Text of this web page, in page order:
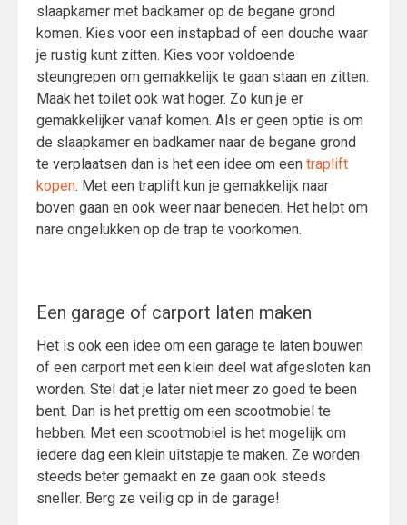
slaapkamer met badkamer op de begane grond
komen. Kies voor een instapbad of een douche waar
je rustig kunt zitten. Kies voor voldoende
steungrepen om gemakkelijk te gaan staan en zitten.
Maak het toilet ook wat hoger. Zo kun je er
gemakkelijker vanaf komen. Als er geen optie is om
de slaapkamer en badkamer naar de begane grond
te verplaatsen dan is het een idee om een traplift
kopen. Met een traplift kun je gemakkelijk naar
boven gaan en ook weer naar beneden. Het helpt om
nare ongelukken op de trap te voorkomen.
Een garage of carport laten maken
Het is ook een idee om een garage te laten bouwen
of een carport met een klein deel wat afgesloten kan
worden. Stel dat je later niet meer zo goed te been
bent. Dan is het prettig om een scootmobiel te
hebben. Met een scootmobiel is het mogelijk om
iedere dag een klein uitstapje te maken. Ze worden
steeds beter gemaakt en ze gaan ook steeds
sneller. Berg ze veilig op in de garage!